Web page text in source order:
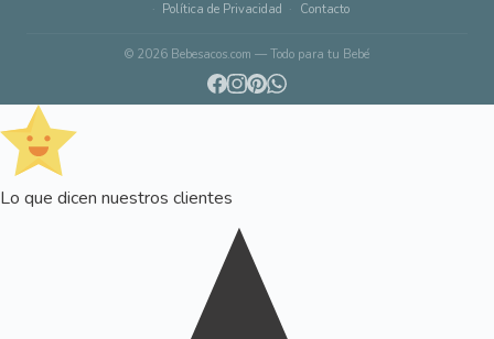
Política de Privacidad
Contacto
© 2026 Bebesacos.com — Todo para tu Bebé
Lo que dicen nuestros clientes